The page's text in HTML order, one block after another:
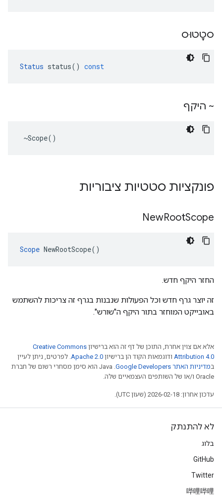
סטָטוּס
Status status() const
~ היקף
~Scope()
פונקציות סטטיות ציבוריות
NewRootScope
Scope NewRootScope()
החזר היקף חדש.
זה יוצר גרף חדש וכל הפעולות שנבנות בגרף זה צריכות להשתמש
באובייקט המוחזר בתור היקף ה"שורש".
אלא אם צוין אחרת, התוכן של דף זה הוא ברישיון Creative Commons
Attribution 4.0 ודוגמאות הקוד הן ברישיון Apache 2.0. לפרטים, ניתן לעיין
במדיניות האתר Google Developers‏
.‏ Java הוא סימן מסחרי רשום של חברת
Oracle ו/או של השותפים העצמאיים שלה.
עדכון אחרון: 2026-02-18 (שעון UTC).
לא להתנתק
בלוג
GitHub
Twitter
哔哩哔哩